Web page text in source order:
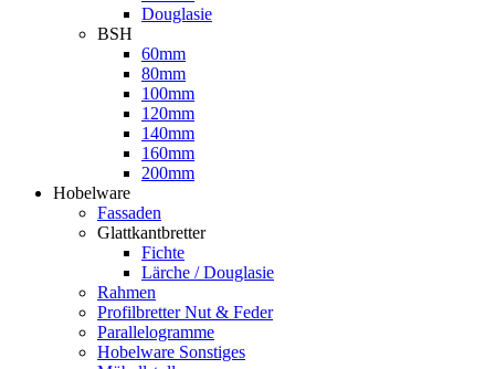
Douglasie
BSH
60mm
80mm
100mm
120mm
140mm
160mm
200mm
Hobelware
Fassaden
Glattkantbretter
Fichte
Lärche / Douglasie
Rahmen
Profilbretter Nut & Feder
Parallelogramme
Hobelware Sonstiges